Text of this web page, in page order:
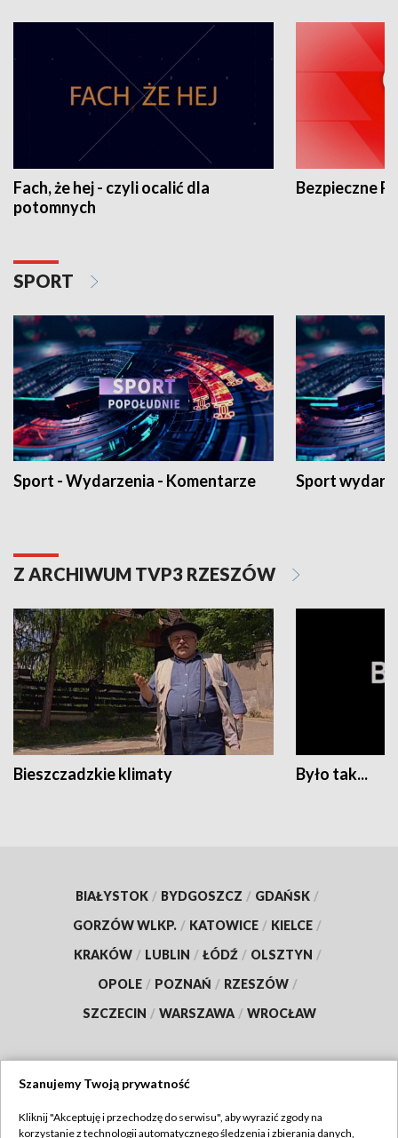
Fach, że hej - czyli ocalić dla
potomnych
Bezpieczne
SPORT
Sport - Wydarzenia - Komentarze Sport
Z ARCHIWUM TVP3 RZESZÓW
Bieszczadzkie klimaty Było tak...
BIAŁYSTOK / BYDGOSZCZ / GDAŃSK /
GORZÓW WLKP. / KATOWICE / KIELCE /
KRAKÓW / LUBLIN / ŁÓDŹ / OLSZTYN /
OPOLE / POZNAŃ / RZESZÓW /
SZCZECIN / WARSZAWA / WROCŁAW
Szanujemy Twoją prywatność
Kliknij "Akceptuję i przechodzę do serwisu", aby wyrazić zgody na
korzystanie z technologii automatycznego śledzenia i zbierania danych,